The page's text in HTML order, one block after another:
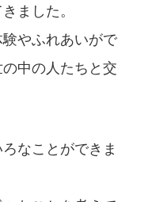
ました。
やふれあいがで
中の人たちと交
なことができま